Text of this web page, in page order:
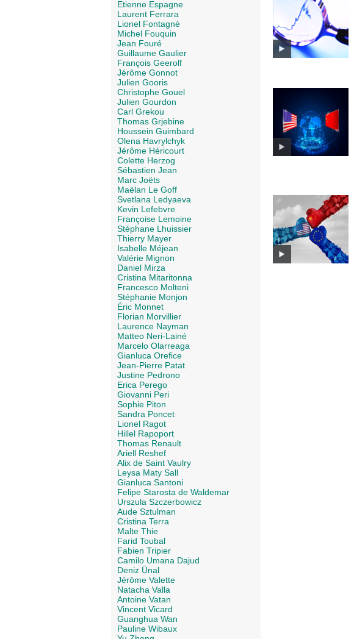
Etienne Espagne
Laurent Ferrara
Lionel Fontagné
Michel Fouquin
Jean Fouré
Guillaume Gaulier
François Geerolf
Jérôme Gonnot
Julien Gooris
Christophe Gouel
Julien Gourdon
Carl Grekou
Thomas Grjebine
Houssein Guimbard
Olena Havrylchyk
Jérôme Héricourt
Colette Herzog
Sébastien Jean
Marc Joëts
Maëlan Le Goff
Svetlana Ledyaeva
Kevin Lefebvre
Françoise Lemoine
Stéphane Lhuissier
Thierry Mayer
Isabelle Méjean
Valérie Mignon
Daniel Mirza
Cristina Mitaritonna
Francesco Molteni
Stéphanie Monjon
Éric Monnet
Florian Morvillier
Laurence Nayman
Matteo Neri-Lainé
Marcelo Olarreaga
Gianluca Orefice
Jean-Pierre Patat
Justine Pedrono
Erica Perego
Giovanni Peri
Sophie Piton
Sandra Poncet
Lionel Ragot
Hillel Rapoport
Thomas Renault
Ariell Reshef
Alix de Saint Vaulry
Leysa Maty Sall
Gianluca Santoni
Felipe Starosta de Waldemar
Urszula Szczerbowicz
Aude Sztulman
Cristina Terra
Malte Thie
Farid Toubal
Fabien Tripier
Camilo Umana Dajud
Deniz Ünal
Jérôme Valette
Natacha Valla
Antoine Vatan
Vincent Vicard
Guanghua Wan
Pauline Wibaux